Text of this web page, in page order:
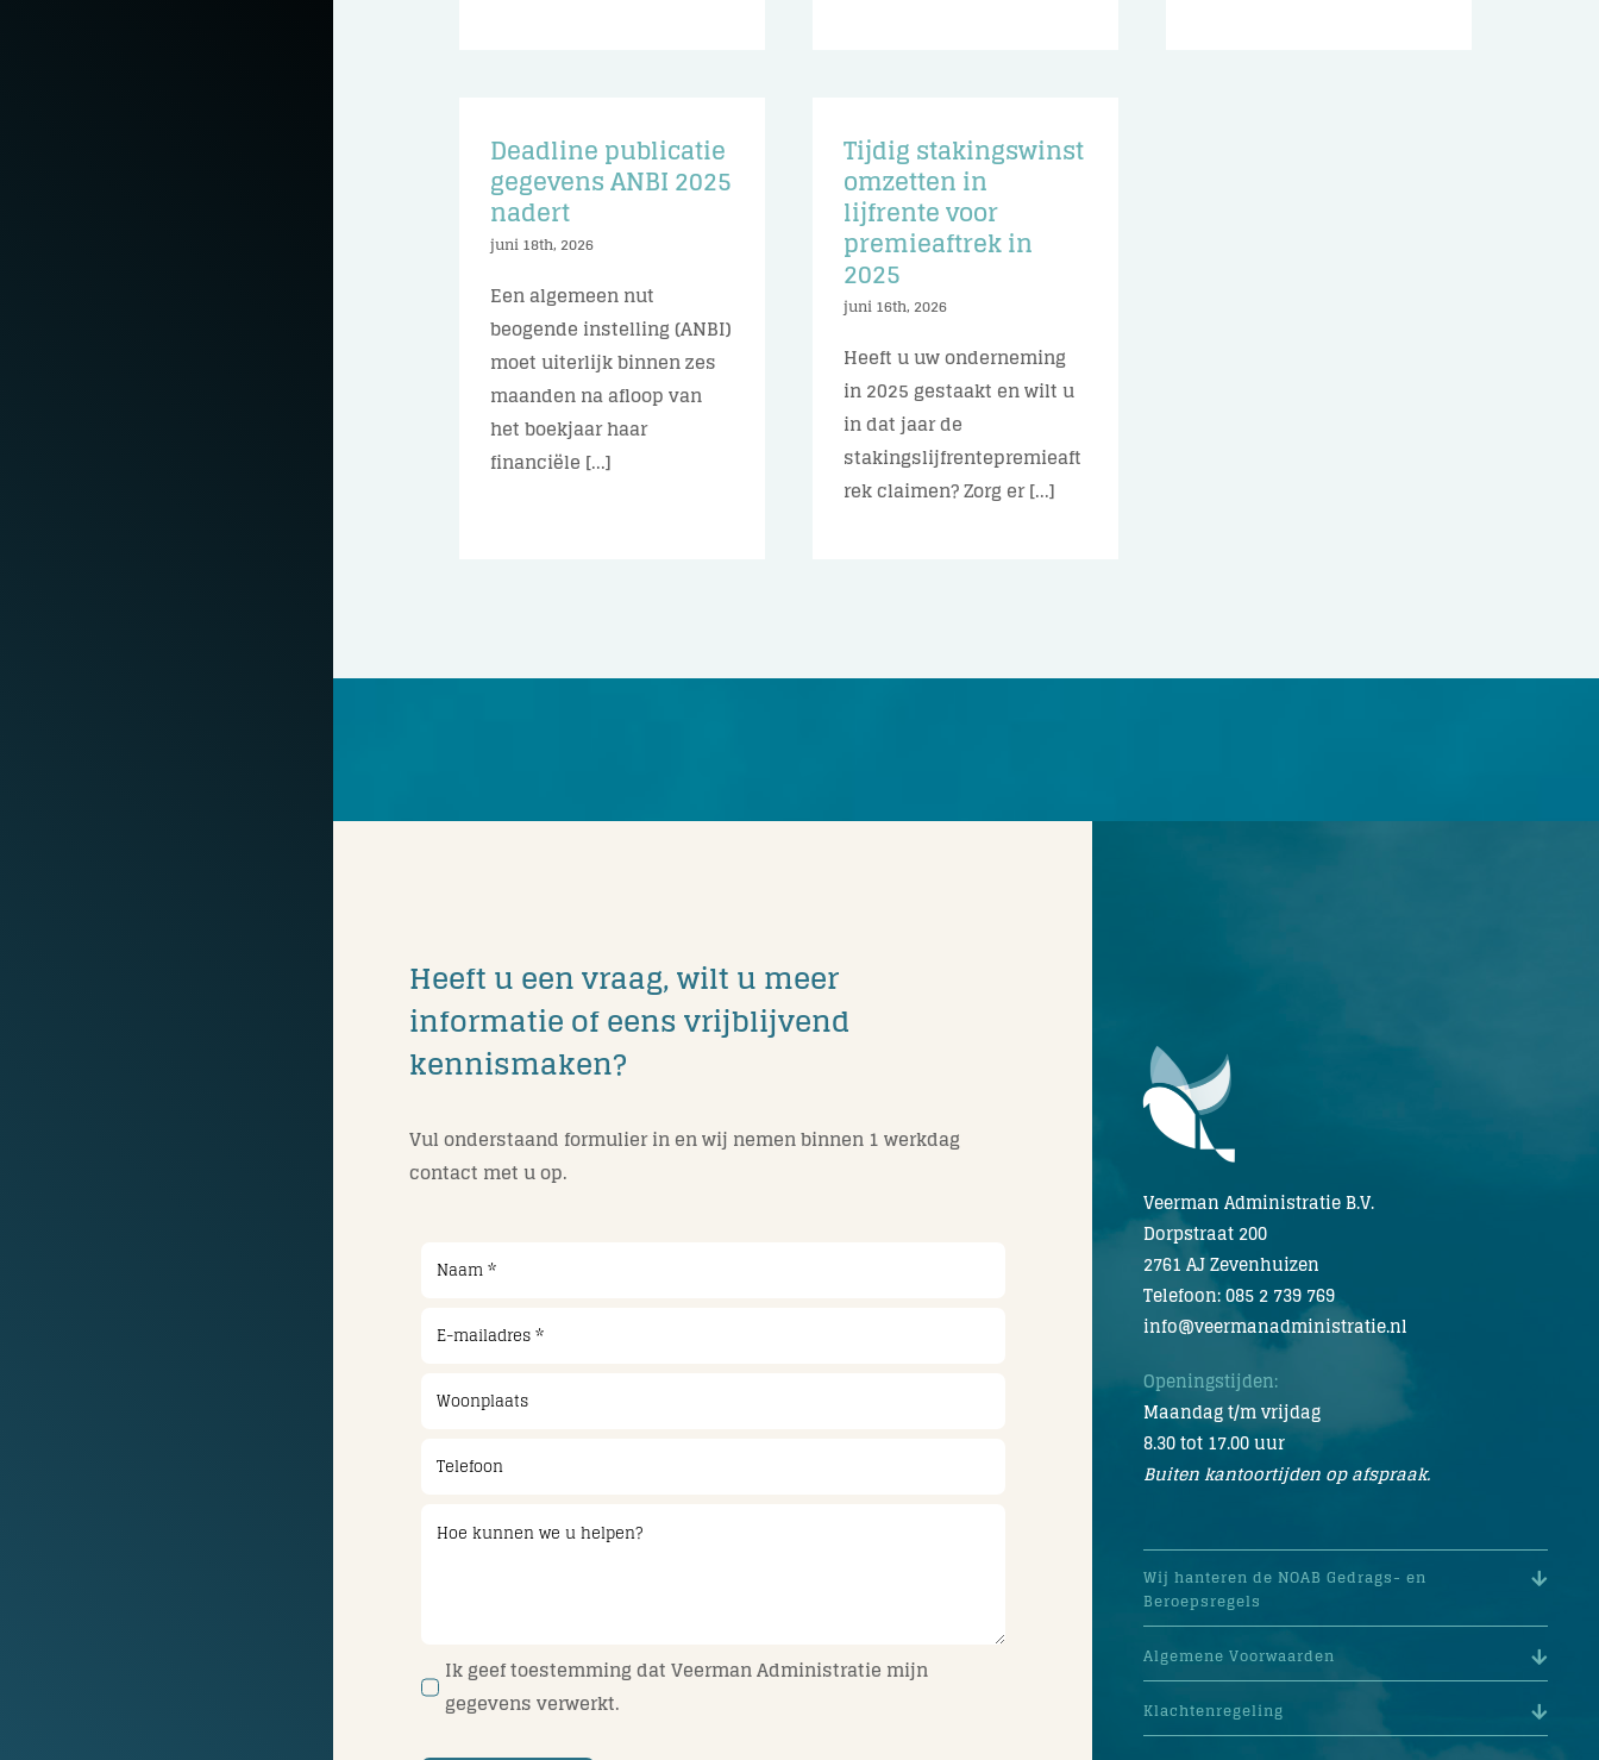
Deadline publicatie
gegevens ANBI 2025
nadert
juni 18th, 2026
Een algemeen nut
beogende instelling (ANBI)
moet uiterlijk binnen zes
maanden na afloop van
het boekjaar haar
financiële [...]
Tijdig stakingswinst
omzetten in
lijfrente voor
premieaftrek in
2025
juni 16th, 2026
Heeft u uw onderneming
in 2025 gestaakt en wilt u
in dat jaar de
stakingslijfrentepremieaft
rek claimen? Zorg er [...]
Heeft u een vraag, wilt u meer
informatie of eens vrijblijvend
kennismaken?
Vul onderstaand formulier in en wij nemen binnen 1 werkdag
contact met u op.
Ik geef toestemming dat Veerman Administratie mijn
gegevens verwerkt.
Veerman Administratie B.V.
Dorpstraat 200
2761 AJ Zevenhuizen
Telefoon: 085 2 739 769
info@veermanadministratie.nl
Openingstijden:
Maandag t/m vrijdag
8.30 tot 17.00 uur
Buiten kantoortijden op afspraak.
Wij hanteren de NOAB Gedrags- en
Beroepsregels
Algemene Voorwaarden
Klachtenregeling